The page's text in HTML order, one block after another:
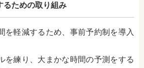
るための取り組み
を軽減するため、事前予約制を導入
を練り、大まかな時間の予測をする